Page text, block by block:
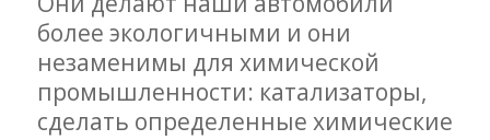
более экологичными и они
незаменимы для химической
промышленности: катализаторы,
сделать определенные химические